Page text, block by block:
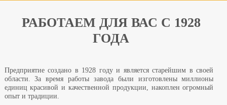
РАБОТАЕМ ДЛЯ ВАС С 1928
ГОДА
Предприятие создано в 1928 году и является старейшим в своей
области. За время работы завода были изготовлены миллионы
единиц красивой и качественной продукции, накоплен огромный
опыт и традиции.